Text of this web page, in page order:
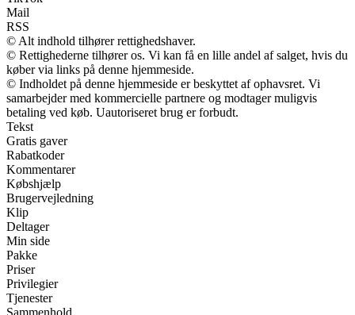
Mail
RSS
© Alt indhold tilhører rettighedshaver.
© Rettighederne tilhører os. Vi kan få en lille andel af salget, hvis du
køber via links på denne hjemmeside.
© Indholdet på denne hjemmeside er beskyttet af ophavsret. Vi
samarbejder med kommercielle partnere og modtager muligvis
betaling ved køb. Uautoriseret brug er forbudt.
Tekst
Gratis gaver
Rabatkoder
Kommentarer
Købshjælp
Brugervejledning
Klip
Deltager
Min side
Pakke
Priser
Privilegier
Tjenester
Sammenhold